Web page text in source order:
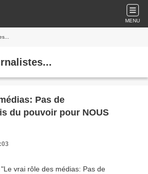
MENU
Pas de
du pouvoir pour NOUS